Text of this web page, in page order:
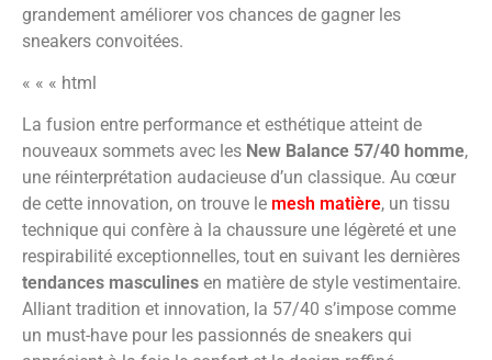
grandement améliorer vos chances de gagner les
sneakers convoitées.
« « « html
La fusion entre performance et esthétique atteint de
nouveaux sommets avec les New Balance 57/40 homme,
une réinterprétation audacieuse d’un classique. Au cœur
de cette innovation, on trouve le mesh matière, un tissu
technique qui confère à la chaussure une légèreté et une
respirabilité exceptionnelles, tout en suivant les dernières
tendances masculines en matière de style vestimentaire.
Alliant tradition et innovation, la 57/40 s’impose comme
un must-have pour les passionnés de sneakers qui